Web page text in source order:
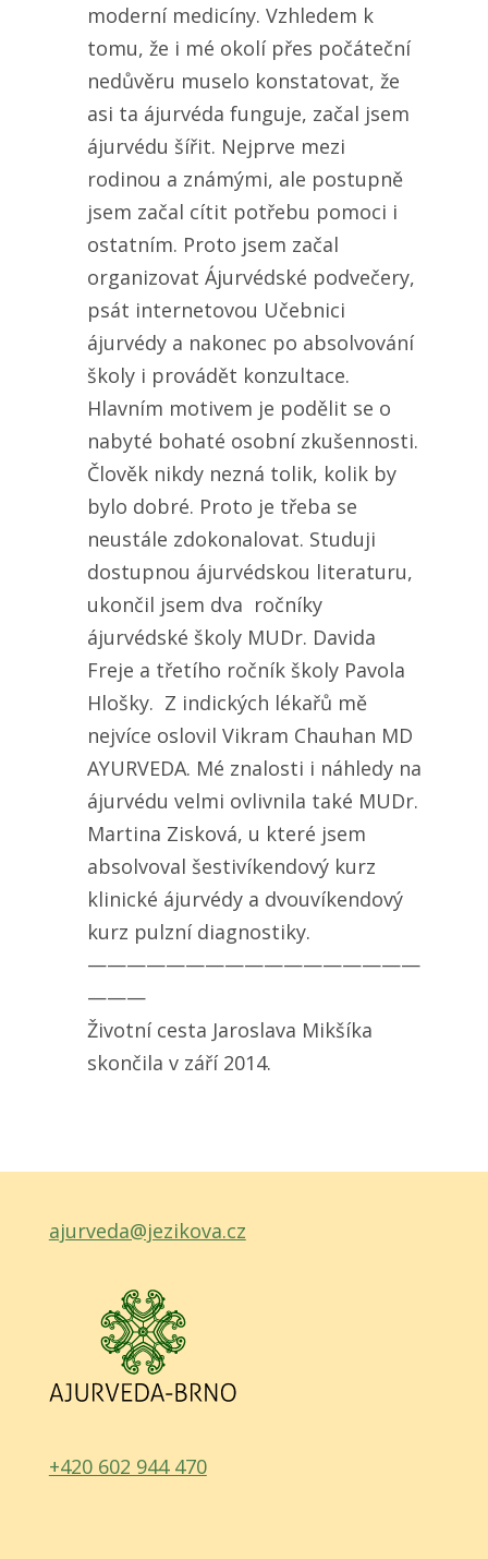
moderní medicíny. Vzhledem k
tomu, že i mé okolí přes počáteční
nedůvěru muselo konstatovat, že
asi ta ájurvéda funguje, začal jsem
ájurvédu šířit. Nejprve mezi
rodinou a známými, ale postupně
jsem začal cítit potřebu pomoci i
ostatním. Proto jsem začal
organizovat Ájurvédské podvečery,
psát internetovou Učebnici
ájurvédy a nakonec po absolvování
školy i provádět konzultace.
Hlavním motivem je podělit se o
nabyté bohaté osobní zkušennosti.
Člověk nikdy nezná tolik, kolik by
bylo dobré. Proto je třeba se
neustále zdokonalovat. Studuji
dostupnou ájurvédskou literaturu,
ukončil jsem dva ročníky
ájurvédské školy MUDr. Davida
Freje a třetího ročník školy Pavola
Hlošky. Z indických lékařů mě
nejvíce oslovil Vikram Chauhan MD
AYURVEDA. Mé znalosti i náhledy na
ájurvédu velmi ovlivnila také MUDr.
Martina Zisková, u které jsem
absolvoval šestivíkendový kurz
klinické ájurvédy a dvouvíkendový
kurz pulzní diagnostiky.
—————————————————
———
Životní cesta Jaroslava Mikšíka
skončila v září 2014.
ajurveda@jezikova.cz
+420 602 944 470